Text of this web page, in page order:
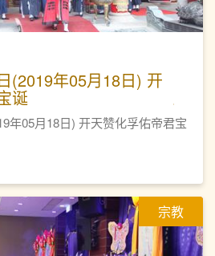
(2019年05月18日) 开
诞
年05月18日) 开天赞化孚佑帝君宝
宗教